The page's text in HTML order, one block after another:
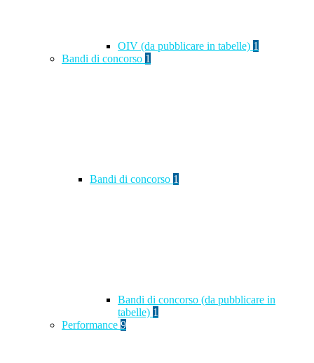
OIV (da pubblicare in tabelle) 1
Bandi di concorso 1
Bandi di concorso 1
Bandi di concorso (da pubblicare in
tabelle) 1
Performance 9